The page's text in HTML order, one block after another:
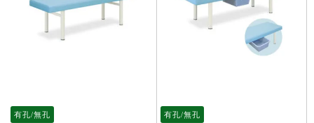
有孔/無孔 有孔/無孔